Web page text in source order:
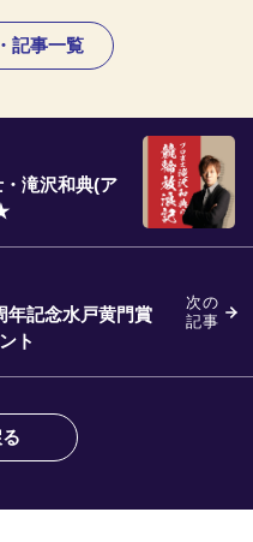
記事一覧
滝沢和典(ア
次の
記事
年記念水戸黄門賞
ト